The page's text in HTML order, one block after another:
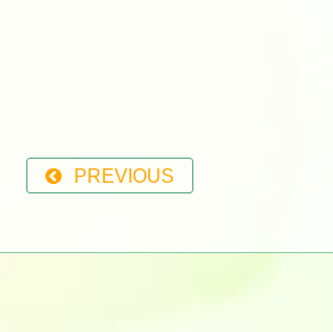
PREVIOUS